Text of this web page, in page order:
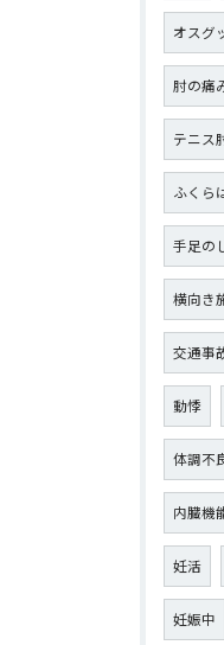
オスグ
肘の痛
テニス
ふくら
手足の
横向き
交通事
動悸
体調不
内臓機
妊活
妊娠中